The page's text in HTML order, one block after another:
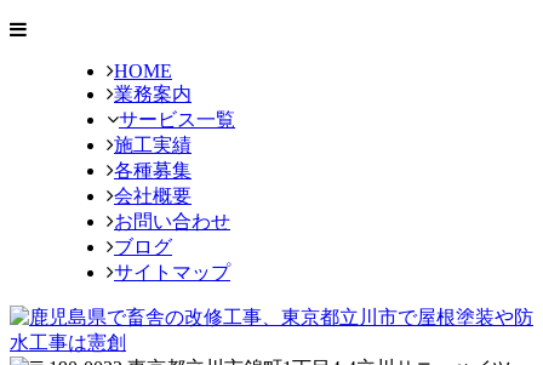
HOME
業務案内
サービス一覧
施工実績
各種募集
会社概要
お問い合わせ
ブログ
サイトマップ